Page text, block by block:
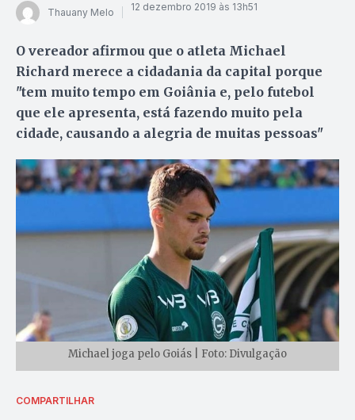
Thauany Melo 12 dezembro 2019 às 13h51
O vereador afirmou que o atleta Michael
Richard merece a cidadania da capital porque
"tem muito tempo em Goiânia e, pelo futebol
que ele apresenta, está fazendo muito pela
cidade, causando a alegria de muitas pessoas"
Michael joga pelo Goiás | Foto: Divulgação
COMPARTILHAR